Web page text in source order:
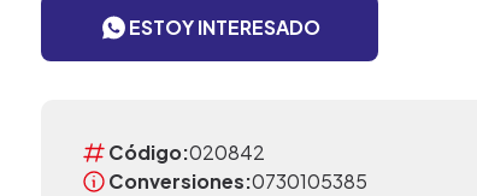
ESTOY INTERESADO
Código:020842
Conversiones:0730105385